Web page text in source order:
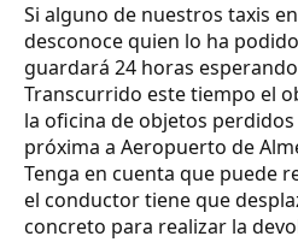
Si alguno de nuestros taxis
desconoce quien lo ha
guardará 24 horas
Transcurrido este tiempo el
la oficina de objetos
próxima a Aeropuerto de
Tenga en cuenta que puede
el conductor tiene que
concreto para realizar la